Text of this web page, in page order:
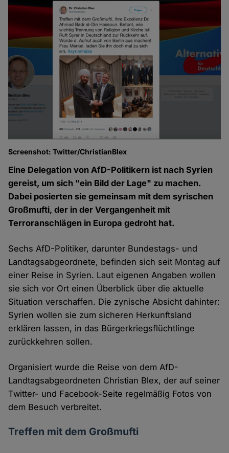
Screenshot: Twitter/ChristianBlex
Eine Delegation von AfD-Politikern ist nach Syrien
gereist, um sich "ein Bild der Lage" zu machen.
Dabei posierten sie gemeinsam mit dem syrischen
Großmufti, der in der Vergangenheit mit
Terroranschlägen in Europa gedroht hat.
Sechs AfD-Politiker, darunter Bundestags- und
Landtagsabgeordnete, befinden sich seit Montag auf
einer Reise in Syrien. Laut eigenen Angaben wollen
sie sich vor Ort einen Überblick über die aktuelle
Situation verschaffen. Die zynische Absicht dahinter:
Syrien wollen sie zum sicheren Herkunftsland
erklären lassen, in das Bürgerkriegsflüchtlinge
zurückkehren sollen.
Organisiert wurde die Reise von dem AfD-
Landtagsabgeordneten Christian Blex, der auf seiner
Twitter- und Facebook-Seite regelmäßig Fotos von
dem Besuch verbreitet.
Treffen mit dem Großmufti